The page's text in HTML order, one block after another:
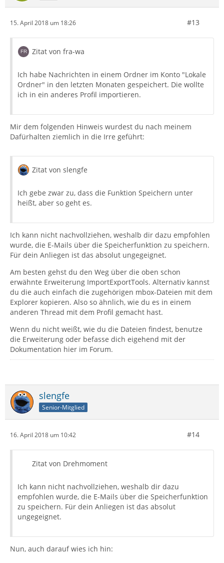
15. April 2018 um 18:26 #13
Zitat von fra-wa
Ich habe Nachrichten in einem Ordner im Konto "Lokale
Ordner" in den letzten Monaten gespeichert. Die wollte
ich in ein anderes Profil importieren.
Mir dem folgenden Hinweis wurdest du nach meinem
Dafürhalten ziemlich in die Irre geführt:
Zitat von slengfe
Ich gebe zwar zu, dass die Funktion Speichern unter
heißt, aber so geht es.
Ich kann nicht nachvollziehen, weshalb dir dazu empfohlen
wurde, die E-Mails über die Speicherfunktion zu speichern.
Für dein Anliegen ist das absolut ungegeignet.
Am besten gehst du den Weg über die oben schon
erwähnte Erweiterung ImportExportTools. Alternativ kannst
du die auch einfach die zugehörigen mbox-Dateien mit dem
Explorer kopieren. Also so ähnlich, wie du es in einem
anderen Thread mit dem Profil gemacht hast.
Wenn du nicht weißt, wie du die Dateien findest, benutze
die Erweiterung oder befasse dich eigehend mit der
Dokumentation hier im Forum.
slengfe
Senior-Mitglied
16. April 2018 um 10:42 #14
Zitat von Drehmoment
Ich kann nicht nachvollziehen, weshalb dir dazu
empfohlen wurde, die E-Mails über die Speicherfunktion
zu speichern. Für dein Anliegen ist das absolut
ungegeignet.
Nun, auch darauf wies ich hin: